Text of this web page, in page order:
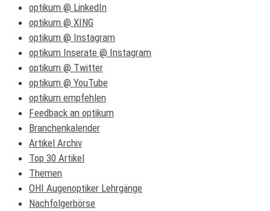
optikum @ LinkedIn
optikum @ XING
optikum @ Instagram
optikum Inserate @ Instagram
optikum @ Twitter
optikum @ YouTube
optikum empfehlen
Feedback an optikum
Branchenkalender
Artikel Archiv
Top 30 Artikel
Themen
OHI Augenoptiker Lehrgänge
Nachfolgerbörse